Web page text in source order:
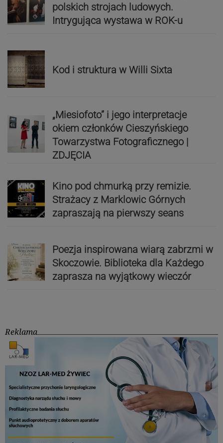
polskich strojach ludowych.
Intrygująca wystawa w ROK-u
Kod i struktura w Willi Sixta
„Miesiofoto” i jego interpretacje
okiem członków Cieszyńskiego
Towarzystwa Fotograficznego |
ZDJĘCIA
Kino pod chmurką przy remizie.
Strażacy z Marklowic Górnych
zapraszają na pierwszy seans
Poezja inspirowana wiarą zabrzmi w
Skoczowie. Biblioteka dla Każdego
zaprasza na wyjątkowy wieczór
Reklama